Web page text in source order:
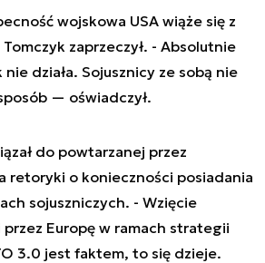
wojskowa USA wiąże się z
zaprzeczył. - Absolutnie
działa. Sojusznicy ze sobą nie
— oświadczył.
do powtarzanej przez
retoryki o konieczności posiadania
sojuszniczych. - Wzięcie
Europę w ramach strategii
3.0 jest faktem, to się dzieje.